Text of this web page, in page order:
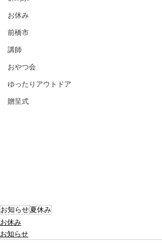
お休み
前橋市
講師
おやつ会
ゆったりアウトドア
贈呈式
お知らせ夏休み
お休み
お知らせ